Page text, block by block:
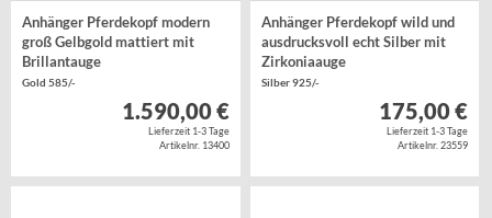
Anhänger Pferdekopf modern
groß Gelbgold mattiert mit
Brillantauge
Gold 585/-
1.590,00 €
Lieferzeit 1-3 Tage
Artikelnr. 13400
Anhänger Pferdekopf wild und
ausdrucksvoll echt Silber mit
Zirkoniaauge
Silber 925/-
175,00 €
Lieferzeit 1-3 Tage
Artikelnr. 23559